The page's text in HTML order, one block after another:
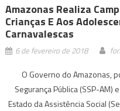
Amazonas Realiza
Crianças E Aos
Carnavalescas
6 de fevereiro de 2018
O Governo do Amazonas,
Segurança Pública (SSP-
Estado da Assistência Social